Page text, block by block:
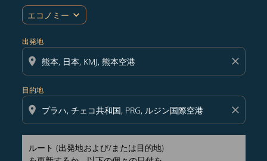
エコノミー expand_more
出発地
location_on close
目的地
location_on close
ルート (出発地および/または目的地)